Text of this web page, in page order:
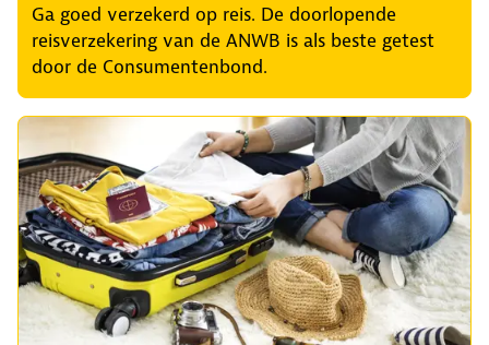
Ga goed verzekerd op reis. De doorlopende
reisverzekering van de ANWB is als beste getest
door de Consumentenbond.